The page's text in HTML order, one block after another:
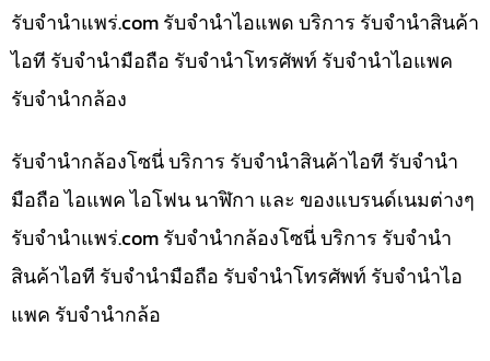
รับจํานําแพร่.com รับจำนำไอแพด บริการ รับจำนำสินค้า
ไอที รับจำนำมือถือ รับจำนำโทรศัพท์ รับจำนำไอแพค
รับจำนำกล้อง
รับจำนำกล้องโซนี่ บริการ รับจำนำสินค้าไอที รับจำนำ
มือถือ ไอแพค ไอโฟน นาฬิกา และ ของแบรนด์เนมต่างๆ
รับจํานําแพร่.com รับจำนำกล้องโซนี่ บริการ รับจำนำ
สินค้าไอที รับจำนำมือถือ รับจำนำโทรศัพท์ รับจำนำไอ
แพค รับจำนำกล้อ